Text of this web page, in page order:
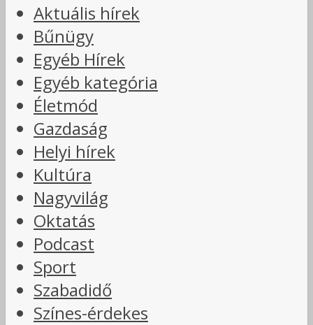
Aktuális hírek
Bűnügy
Egyéb Hírek
Egyéb kategória
Életmód
Gazdaság
Helyi hírek
Kultúra
Nagyvilág
Oktatás
Podcast
Sport
Szabadidő
Színes-érdekes